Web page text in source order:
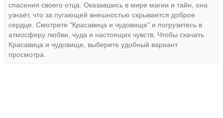
спасения своего отца. Оказавшись в мире магии и тайн, она
узнаёт, что за пугающей внешностью скрывается доброе
сердце. Смотрите "Красавица и чудовище" и погрузитесь в
атмосферу любви, чуда и настоящих чувств. Чтобы скачать
Красавица и чудовище, выберите удобный вариант
просмотра.